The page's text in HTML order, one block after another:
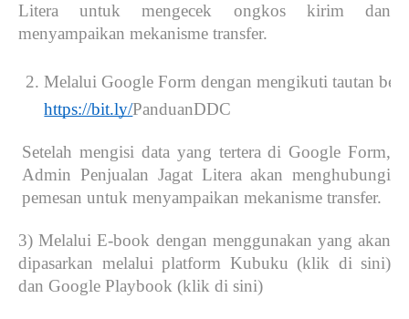
Litera untuk mengecek ongkos kirim dan
menyampaikan mekanisme transfer.
Melalui Google Form dengan mengikuti tautan
https://bit.ly/PanduanDDC
Setelah mengisi data yang tertera di Google Form,
Admin Penjualan Jagat Litera akan menghubungi
pemesan untuk menyampaikan mekanisme transfer.
3) Melalui E-book dengan menggunakan yang akan
dipasarkan melalui platform Kubuku (klik di sini)
dan Google Playbook (klik di sini)